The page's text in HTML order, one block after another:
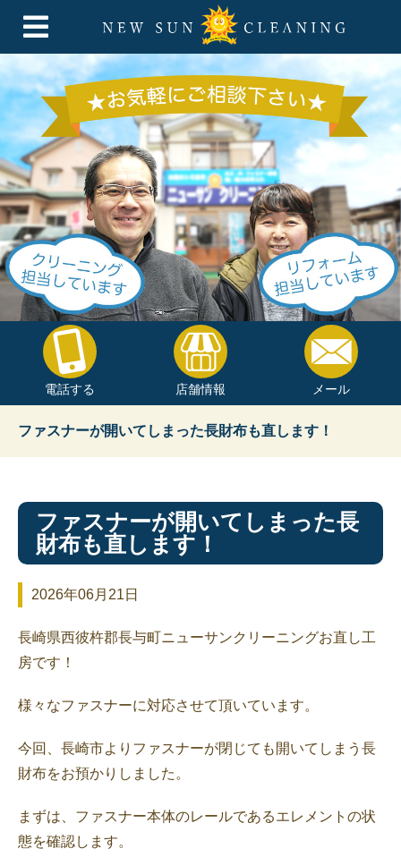
電話する 店舗情報 メール
ファスナーが開いてしまった長財布も直します！
ファスナーが開いてしまった長
財布も直します！
2026年06月21日
長崎県西彼杵郡長与町ニューサンクリーニングお直し工
房です！
様々なファスナーに対応させて頂いています。
今回、長崎市よりファスナーが閉じても開いてしまう長
財布をお預かりしました。
まずは、ファスナー本体のレールであるエレメントの状
態を確認します。